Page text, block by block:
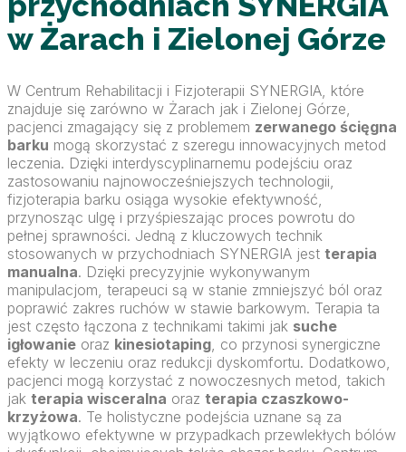
w Żarach i Zielonej Górze
W Centrum Rehabilitacji i Fizjoterapii SYNERGIA, które
znajduje się zarówno w Żarach jak i Zielonej Górze,
pacjenci zmagający się z problemem zerwanego ścięgna
barku mogą skorzystać z szeregu innowacyjnych metod
leczenia. Dzięki interdyscyplinarnemu podejściu oraz
zastosowaniu najnowocześniejszych technologii,
fizjoterapia barku osiąga wysokie efektywność,
przynosząc ulgę i przyśpieszając proces powrotu do
pełnej sprawności. Jedną z kluczowych technik
stosowanych w przychodniach SYNERGIA jest terapia
manualna. Dzięki precyzyjnie wykonywanym
manipulacjom, terapeuci są w stanie zmniejszyć ból oraz
poprawić zakres ruchów w stawie barkowym. Terapia ta
jest często łączona z technikami takimi jak suche
igłowanie oraz kinesiotaping, co przynosi synergiczne
efekty w leczeniu oraz redukcji dyskomfortu. Dodatkowo,
pacjenci mogą korzystać z nowoczesnych metod, takich
jak terapia wisceralna oraz terapia czaszkowo-
krzyżowa. Te holistyczne podejścia uznane są za
wyjątkowo efektywne w przypadkach przewlekłych bólów